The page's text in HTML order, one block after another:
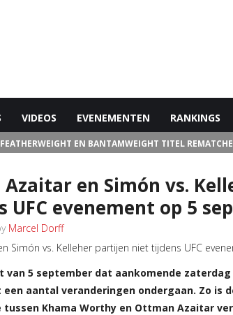
VIDEOS EVENEMENTEN RANKINGS
FEATHERWEIGHT EN BANTAMWEIGHT TITEL
en Simón vs.
UFC evenement op 5
Marcel Dorff
van 5 september dat aankomende zaterdag
aantal veranderingen ondergaan. Zo is
Khama Worthy en Ottman Azaitar